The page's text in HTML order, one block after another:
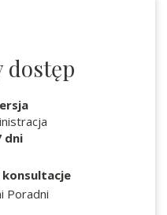
dostęp
dni
Poradni